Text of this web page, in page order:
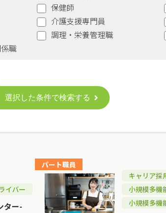
保健師
介護支援専門員
調理・栄養管理職
職
選択した条件で検索する
ター-
イバー
キャリア採
パート職員
小規模多機
小規模多機